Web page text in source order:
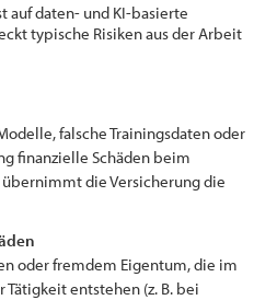
auf daten- und KI-basierte
typische Risiken aus der Arbeit
falsche Trainingsdaten oder
finanzielle Schäden beim
die Versicherung die
oder fremdem Eigentum, die im
entstehen (z. B. bei